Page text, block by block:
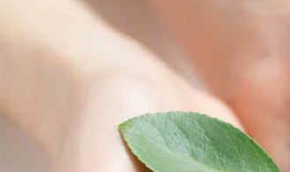
최고의 결과물을 이끌어내는 크리에이티
플랫폼. 크리에이터, 엔터프라이즈, 에
스튜디오를 아우르는 100만 명 이상의